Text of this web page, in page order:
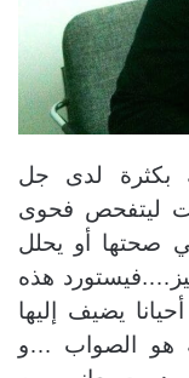
بكثرة لدى جل
ليتفحص فحوى
صحتها أو يحلل
هذه
يضيف إليها
هو الصواب …و